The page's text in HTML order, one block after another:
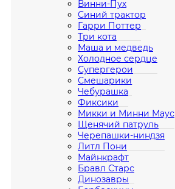
Винни-Пух
Синий трактор
Гарри Поттер
Три кота
Маша и медведь
Холодное сердце
Супергерои
Смешарики
Чебурашка
Фиксики
Микки и Минни Маус
Щенячий патруль
Черепашки-ниндзя
Литл Пони
Майнкрафт
Бравл Старс
Динозавры